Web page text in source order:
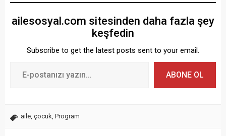
ailesosyal.com sitesinden daha fazla şey
keşfedin
Subscribe to get the latest posts sent to your email.
ABONE OL
aile çocuk Program